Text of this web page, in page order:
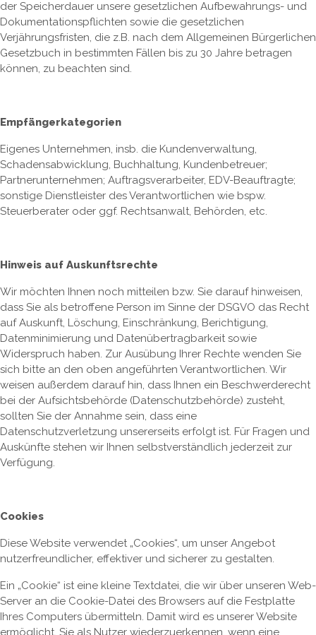
der Speicherdauer unsere gesetzlichen Aufbewahrungs- und
Dokumentationspflichten sowie die gesetzlichen
Verjährungsfristen, die z.B. nach dem Allgemeinen Bürgerlichen
Gesetzbuch in bestimmten Fällen bis zu 30 Jahre betragen
können, zu beachten sind.
Empfängerkategorien
Eigenes Unternehmen, insb. die Kundenverwaltung,
Schadensabwicklung, Buchhaltung, Kundenbetreuer;
Partnerunternehmen; Auftragsverarbeiter, EDV-Beauftragte;
sonstige Dienstleister des Verantwortlichen wie bspw.
Steuerberater oder ggf. Rechtsanwalt, Behörden, etc.
Hinweis auf Auskunftsrechte
Wir möchten Ihnen noch mitteilen bzw. Sie darauf hinweisen,
dass Sie als betroffene Person im Sinne der DSGVO das Recht
auf Auskunft, Löschung, Einschränkung, Berichtigung,
Datenminimierung und Datenübertragbarkeit sowie
Widerspruch haben. Zur Ausübung Ihrer Rechte wenden Sie
sich bitte an den oben angeführten Verantwortlichen. Wir
weisen außerdem darauf hin, dass Ihnen ein Beschwerderecht
bei der Aufsichtsbehörde (Datenschutzbehörde) zusteht,
sollten Sie der Annahme sein, dass eine
Datenschutzverletzung unsererseits erfolgt ist. Für Fragen und
Auskünfte stehen wir Ihnen selbstverständlich jederzeit zur
Verfügung.
Cookies
Diese Website verwendet „Cookies“, um unser Angebot
nutzerfreundlicher, effektiver und sicherer zu gestalten.
Ein „Cookie“ ist eine kleine Textdatei, die wir über unseren Web-
Server an die Cookie-Datei des Browsers auf die Festplatte
Ihres Computers übermitteln. Damit wird es unserer Website
ermöglicht, Sie als Nutzer wiederzuerkennen, wenn eine